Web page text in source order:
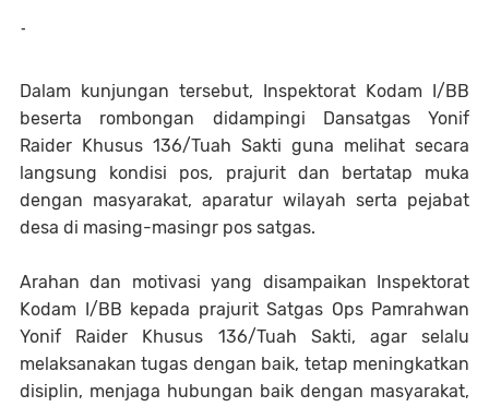
-
Dalam kunjungan tersebut, Inspektorat Kodam I/BB
beserta rombongan didampingi Dansatgas Yonif
Raider Khusus 136/Tuah Sakti guna melihat secara
langsung kondisi pos, prajurit dan bertatap muka
dengan masyarakat, aparatur wilayah serta pejabat
desa di masing-masingr pos satgas.
Arahan dan motivasi yang disampaikan Inspektorat
Kodam I/BB kepada prajurit Satgas Ops Pamrahwan
Yonif Raider Khusus 136/Tuah Sakti, agar selalu
melaksanakan tugas dengan baik, tetap meningkatkan
disiplin, menjaga hubungan baik dengan masyarakat,